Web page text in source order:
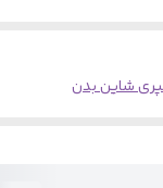
شاین بدن